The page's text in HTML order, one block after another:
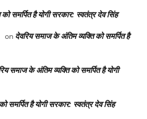
समर्पित है योगी सरकार: स्वतंत्र देव सिंह
on देवरिय समाज के अंतिम व्यक्ति को समर्पित है
समाज के अंतिम व्यक्ति को समर्पित है योगी
समर्पित है योगी सरकार: स्वतंत्र देव सिंह